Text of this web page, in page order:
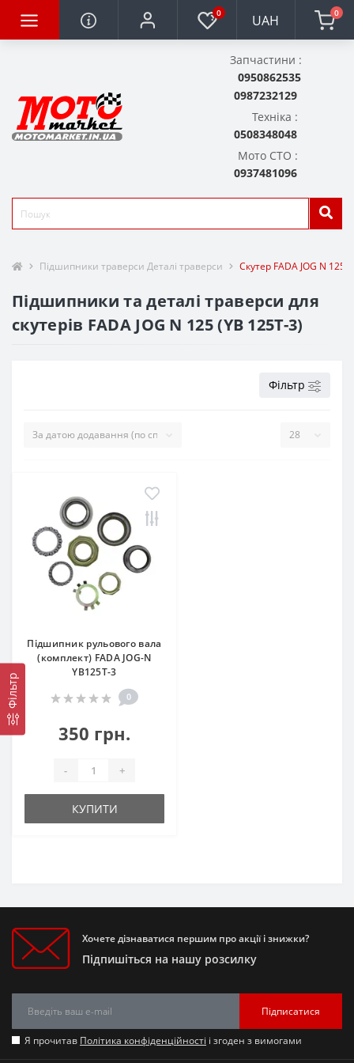
0 UAH 0
Запчастини :
0950862535
0987232129
Техніка :
0508348048
Мото СТО :
0937481096
Підшипники траверси Деталі траверси Скутер FADA JOG N 125
Підшипники та деталі траверси для
скутерів FADA JOG N 125 (YB 125T-3)
Фільтр
Фільтр
Підшипник рульового вала
(комплект) FADA JOG-N
YB125T-3
0
350 грн.
- +
КУПИТИ
Хочете дізнаватися першим про акції і знижки?
Підпишіться на нашу розсилку
Підписатися
Я прочитав Політика конфіденційності і згоден з вимогами